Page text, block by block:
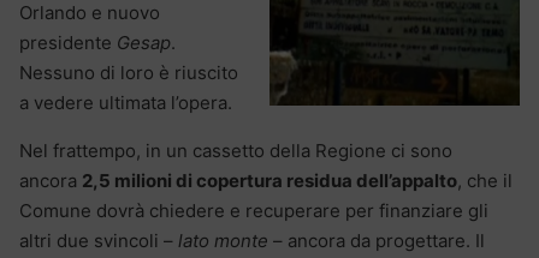
Orlando e nuovo
presidente Gesap.
Nessuno di loro è riuscito
a vedere ultimata l’opera.
Nel frattempo, in un cassetto della Regione ci sono
ancora 2,5 milioni di copertura residua dell’appalto, che il
Comune dovrà chiedere e recuperare per finanziare gli
altri due svincoli – lato monte – ancora da progettare. Il